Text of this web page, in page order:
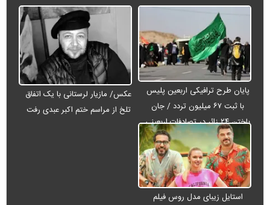
پایان طرح ترافیکی اربعین پلیس
با ثبت ۶۷ میلیون تردد / جان
باختن ۲۴ زائر در تصادفات اربعینی
عکس/ مازیار لرستانی با یک اتفاق
تلخ از مراسم ختم اکبر عبدی رفت
استایل زیبای مدل روس فیلم